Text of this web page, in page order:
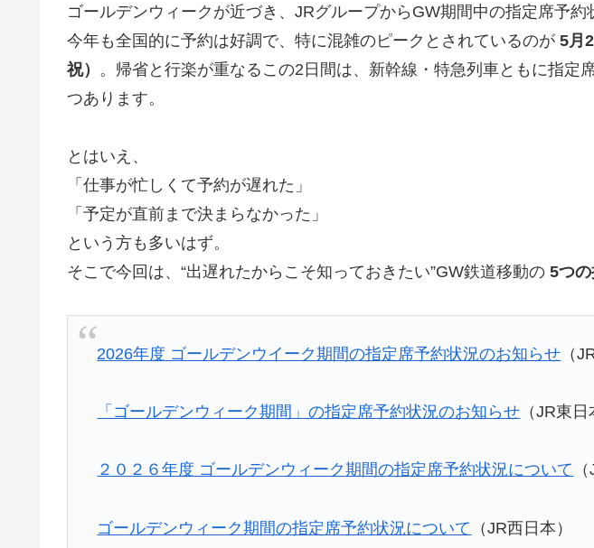
ゴールデンウィークが近づき、JRグループからGW期間中の指定席予約
今年も全国的に予約は好調で、特に混雑のピークとされているのが 5月
祝） 。帰省と行楽が重なるこの2日間は、新幹線・特急列車ともに指定
つあります。
とはいえ、
「仕事が忙しくて予約が遅れた」
「予定が直前まで決まらなかった」
という方も多いはず。
そこで今回は、“出遅れたからこそ知っておきたい”GW鉄道移動の 5つ
2026年度 ゴールデンウイーク期間の指定席予約状況のお知らせ （
「ゴールデンウィーク期間」の指定席予約状況のお知らせ （JR東日
２０２６年度 ゴールデンウィーク期間の指定席予約状況について
ゴールデンウィーク期間の指定席予約状況について （JR西日本）